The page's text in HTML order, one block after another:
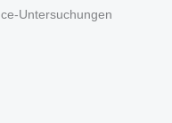
Untersuchungen